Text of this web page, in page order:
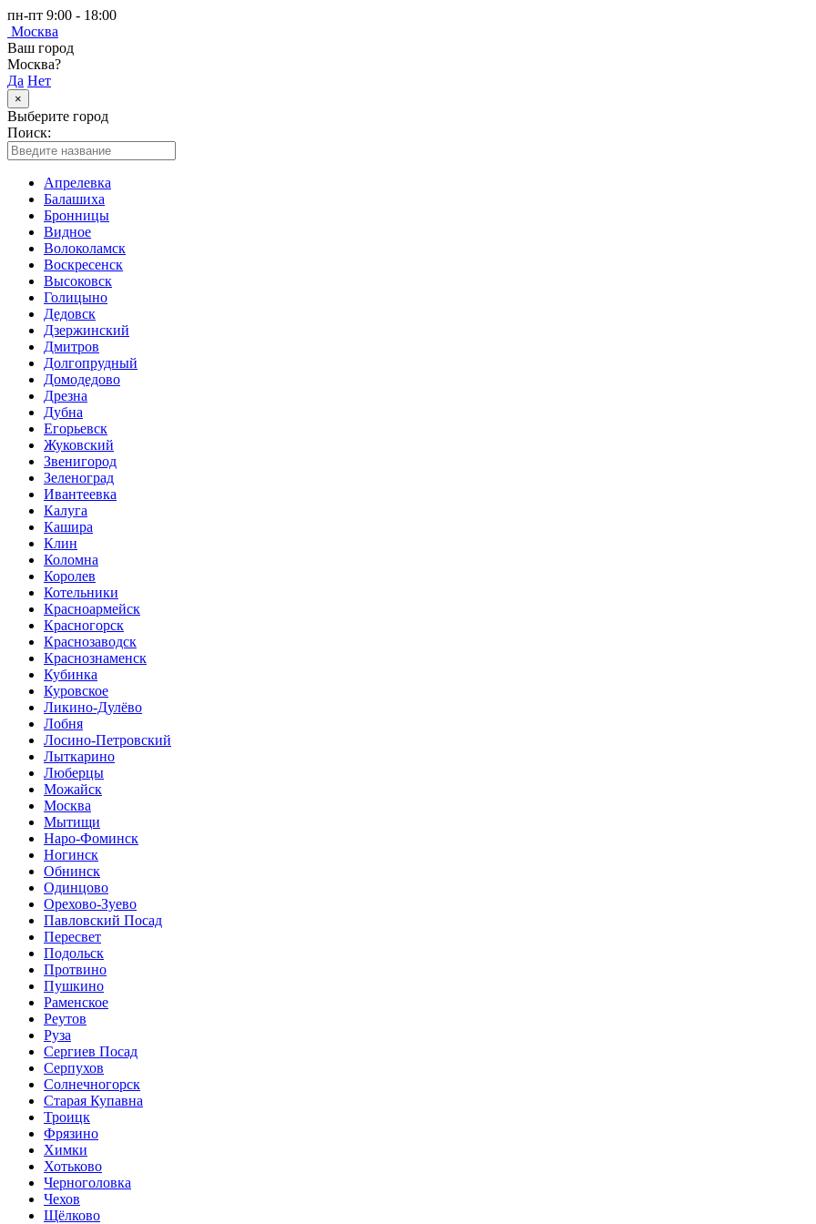
пн-пт 9:00 - 18:00
Москва
Ваш город
Москва?
Да Нет
×
Выберите город
Поиск:
Апрелевка
Балашиха
Бронницы
Видное
Волоколамск
Воскресенск
Высоковск
Голицыно
Дедовск
Дзержинский
Дмитров
Долгопрудный
Домодедово
Дрезна
Дубна
Егорьевск
Жуковский
Звенигород
Зеленоград
Ивантеевка
Калуга
Кашира
Клин
Коломна
Королев
Котельники
Красноармейск
Красногорск
Краснозаводск
Краснознаменск
Кубинка
Куровское
Ликино-Дулёво
Лобня
Лосино-Петровский
Лыткарино
Люберцы
Можайск
Москва
Мытищи
Наро-Фоминск
Ногинск
Обнинск
Одинцово
Орехово-Зуево
Павловский Посад
Пересвет
Подольск
Протвино
Пушкино
Раменское
Реутов
Руза
Сергиев Посад
Серпухов
Солнечногорск
Старая Купавна
Троицк
Фрязино
Химки
Хотьково
Черноголовка
Чехов
Щёлково